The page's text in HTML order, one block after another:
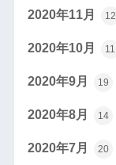
2020年11月 12
2020年10月 11
2020年9月 19
2020年8月 14
2020年7月 20